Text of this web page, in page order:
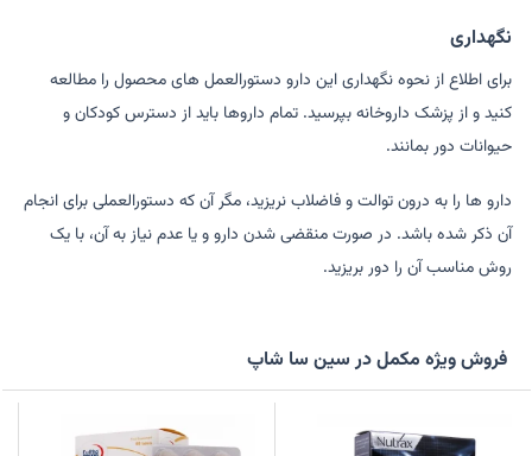
نگهداری
برای اطلاع از نحوه نگهداری این دارو دستورالعمل های محصول را مطالعه
کنید و از پزشک داروخانه بپرسید. تمام داروها باید از دسترس کودکان و
حیوانات دور بمانند.
دارو ها را به درون توالت و فاضلاب نریزید، مگر آن که دستورالعملی برای انجام
آن ذکر شده باشد. در صورت منقضی شدن دارو و یا عدم نیاز به آن، با یک
روش مناسب آن را دور بریزید.
فروش ویژه مکمل در سین سا شاپ